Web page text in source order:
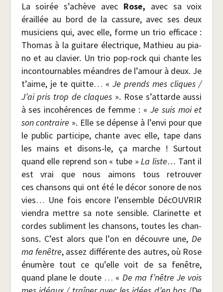
La soi­rée s’achève avec Rose, avec sa voix
éraillée au bord de la cas­sure, avec ses deux
musi­ciens qui, avec elle, forme un trio effi­cace :
Tho­mas à la gui­tare élec­trique, Mathieu au pia­
no et au cla­vier. Un trio pop-rock qui chante les
incon­tour­nables méandres de l’amour à deux. Je
t’aime, je te quitte… «Je prends mes cliques /​
J’ai pris trop de claques ». Rose s’attarde aus­si
à ses inco­hé­rences de femme : « Je suis moi et
son contraire ». Elle se dépense à l’envi pour que
le public par­ti­cipe, chante avec elle, tape dans
les mains et disons-le, ça marche ! Sur­tout
quand elle reprend son « tube »La liste… Tant il
est vrai que nous aimons tous retrou­ver
ces chan­sons qui ont été le décor sonore de nos
vies… Une fois encore l’ensemble DécOU­VRIR
vien­dra mettre sa note sen­sible. Cla­ri­nette et
cordes subliment les chan­sons, toutes les chan­
sons. C’est alors que l’on en découvre une,De
ma fenêtre, assez dif­fé­rente des autres, où Rose
énu­mère tout ce qu’elle voit de sa fenêtre,
quand plane le doute … « De ma f’nêtre Je vois